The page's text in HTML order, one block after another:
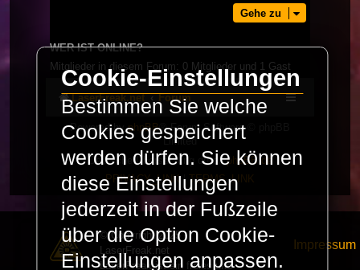
Gehe zu
WER IST ONLINE?
Mitglieder in diesem Forum: 0 Mitglieder und 1 Gast
LaserFreak.net Forum
Powered byphpBB® Forum Software © phpBB
Limited
Deutsche Übersetzung durchphpBB.de
PRIVACY_LINK| TERMS_LINK
© Copyright 2025 -
LaserFreak.net
LaserFreak ist ein freies und
Impressum
Cookie-Einstellungen
Bestimmen Sie welche
Cookies gespeichert
werden dürfen. Sie können
diese Einstellungen
jederzeit in der Fußzeile
über die Option Cookie-
Einstellungen anpassen.